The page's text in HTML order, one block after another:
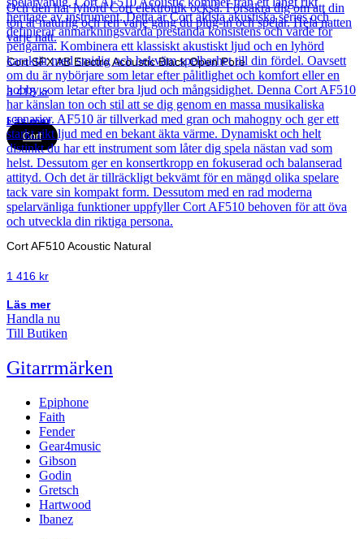
Cort SFX AB Electro Acoustic Black Open Pore
3 418kr
Läs mer
Cort
Cort AF510 Acoustic Natural
1 416 kr
Läs mer
Handla nu
Till Butiken
Gitarrmärken
Epiphone
Faith
Fender
Gear4music
Gibson
Godin
Gretsch
Hartwood
Ibanez